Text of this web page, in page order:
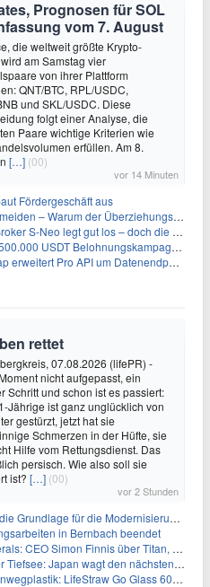
Prognosen für SOL
vom 7. August
die weltweit größte Krypto-
am Samstag vier
von ihrer Plattform
QNT/BTC, RPL/USDC,
und SKL/USDC. Diese
folgt einer Analyse, die
Paare wichtige Kriterien wie
erfüllen. Am 8.
[…] (00)
vor 14 Minuten
Fördergeschäft aus
Warum der Überziehungskredit teurer ist als gedacht
legt gut los – doch die Schwachstellen bleiben
USDT Belohnungskampagne mit Pudgy Penguins
Pro API um Datenendpunkte für reale Vermögenswerte
rettet
07.08.2026 (lifePR) -
nicht aufgepasst, ein
Schritt und schon ist es passiert:
Jährige ist ganz unglücklich von
gestürzt, jetzt hat sie
Schmerzen in der Hüfte, sie
Hilfe vom Rettungsdienst. Das
persisch. Wie also soll sie
ist? […] (00)
vor 2 Stunden
für die Modernisierung seiner IBM i-Anwendungen
in Bernbach beendet
Simon Finnis über Titan, Zirkon und Seltene Erden
Japan wagt den nächsten Schritt
Go Glass 600ml bringt gefiltertes Trinkwasser aus der Glasflasche